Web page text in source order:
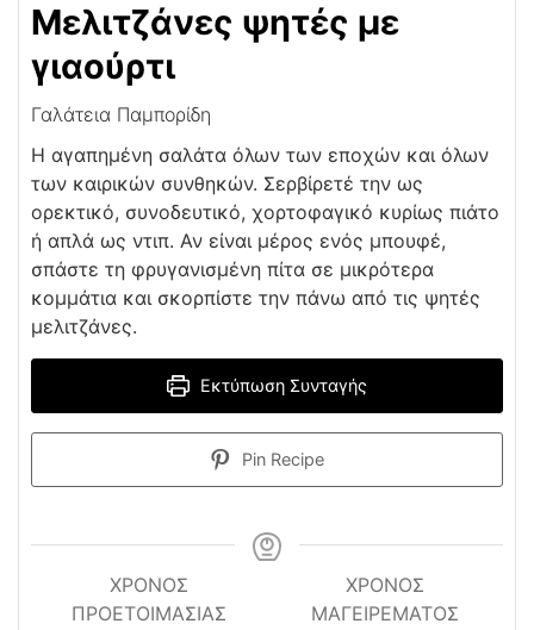
Μελιτζάνες ψητές με
γιαούρτι
Γαλάτεια Παμπορίδη
Η αγαπημένη σαλάτα όλων των εποχών και όλων
των καιρικών συνθηκών. Σερβίρετέ την ως
ορεκτικό, συνοδευτικό, χορτοφαγικό κυρίως πιάτο
ή απλά ως ντιπ. Αν είναι μέρος ενός μπουφέ,
σπάστε τη φρυγανισμένη πίτα σε μικρότερα
κομμάτια και σκορπίστε την πάνω από τις ψητές
μελιτζάνες.
Εκτύπωση Συνταγής
Pin Recipe
ΧΡΌΝΟΣ
ΠΡΟΕΤΟΙΜΑΣΊΑΣ
ΧΡΟΝΟΣ
ΜΑΓΕΙΡΕΜΑΤΟΣ